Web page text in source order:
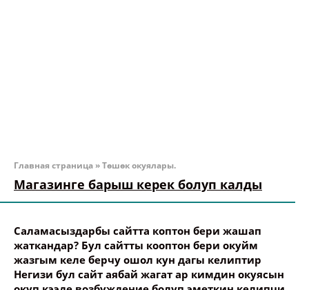
Главная страница »Төшөк окуялары.
Магазинге барыш керек болуп калды
Саламасыздарбы сайтта коптон бери жашап
жаткандар? Бул сайтты кооптон бери окуйм
жазгым келе берчу ошол кун дагы келиптир
Негизи бул сайт аябай жагат ар кимдин окуясын